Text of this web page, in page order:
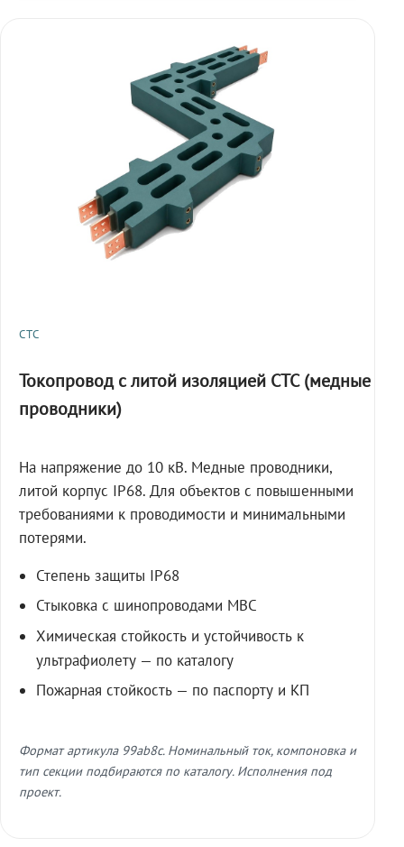
СТС
Токопровод с литой изоляцией СТС (медные
проводники)
На напряжение до 10 кВ. Медные проводники,
литой корпус IP68. Для объектов с повышенными
требованиями к проводимости и минимальными
потерями.
Степень защиты IP68
Стыковка с шинопроводами МВС
Химическая стойкость и устойчивость к
ультрафиолету — по каталогу
Пожарная стойкость — по паспорту и КП
Формат артикула 99ab8c. Номинальный ток, компоновка и
тип секции подбираются по каталогу. Исполнения под
проект.